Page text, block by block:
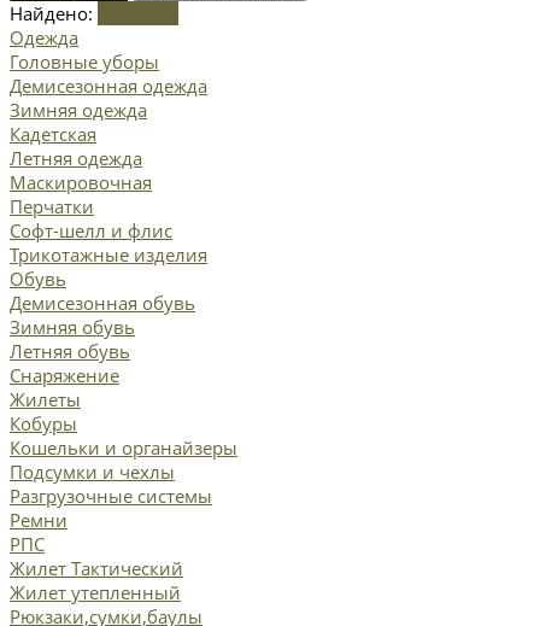
Найдено:
Одежда
Головные уборы
Демисезонная одежда
Зимняя одежда
Кадетская
Летняя одежда
Маскировочная
Перчатки
Софт-шелл и флис
Трикотажные изделия
Обувь
Демисезонная обувь
Зимняя обувь
Летняя обувь
Снаряжение
Жилеты
Кобуры
Кошельки и органайзеры
Подсумки и чехлы
Разгрузочные системы
Ремни
РПС
Жилет Тактический
Жилет утепленный
Рюкзаки,сумки,баулы